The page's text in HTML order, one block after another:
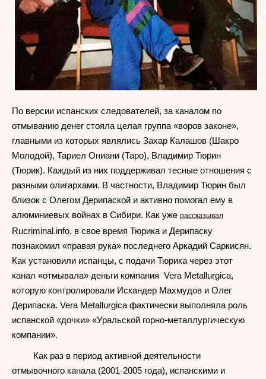
По версии испанских следователей, за каналом по
отмыванию денег стояла целая группа «воров законе»,
главными из которых являлись Захар Калашов (Шакро
Молодой), Тариел Ониани (Таро), Владимир Тюрин
(Тюрик). Каждый из них поддерживал тесные отношения с
разными олигархами. В частности, Владимир Тюрин был
близок с Олегом Дерипаской и активно помогал ему в
алюминиевых войнах в Сибири. Как уже рассказывал
Rucriminal.info, в свое время Тюрика и Дерипаску
познакомил «правая рука» последнего Аркадий Саркисян.
Как установили испанцы, с подачи Тюрика через этот
канал «отмывала» деньги компания Vera Metallurgica,
которую контролировали Искандер Махмудов и Олег
Дерипаска. Vera Metallurgica фактически выполняла роль
испанской «дочки» «Уральской горно-металлургическую
компании».
Как раз в период активной деятельности
отмывочного канала (2001-2005 года), испанскими и